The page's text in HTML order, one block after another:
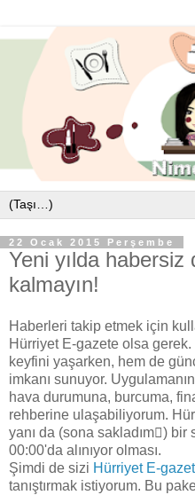
22 Ocak 2015 Perşembe
Yeni yılda habersiz
kalmayın!
Haberleri takip etmek için
Hürriyet E-gazete olsa gerek.
keyfini yaşarken, hem de
imkanı sunuyor.
hava durumuna, burcuma,
rehberine ulaşabiliyorum.
yanı da (sona sakladım)
00:00'da alınıyor olması.
Şimdi de sizi Hürriyet E-
tanıştırmak istiyorum. Bu